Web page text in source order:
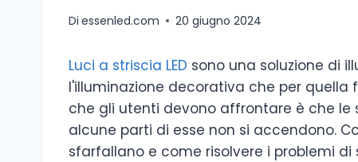
Di essenled.com 20 giugno 2024
Luci a striscia LED sono una soluzione di
l'illuminazione decorativa che per quella
che gli utenti devono affrontare è che le
alcune parti di esse non si accendono.
sfarfallano e come risolvere i problemi